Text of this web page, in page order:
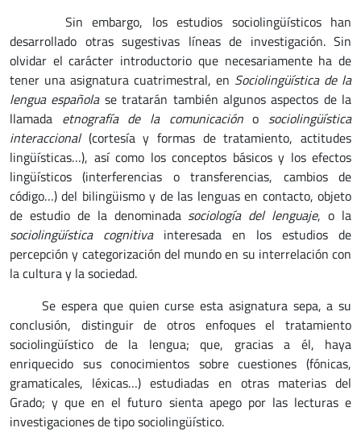
Sin embargo, los estudios sociolingüísticos han
desarrollado otras sugestivas líneas de investigación. Sin
olvidar el carácter introductorio que necesariamente ha de
tener una asignatura cuatrimestral, en Sociolingüística de la
lengua españolase tratarán también algunos aspectos de la
llamada etnografía de la comunicacióno sociolingüística
interaccional(cortesía y formas de tratamiento, actitudes
lingüísticas…), así como los conceptos básicos y los efectos
lingüísticos (interferencias o transferencias, cambios de
código…) del bilingüismo y de las lenguas en contacto, objeto
de estudio de la denominada sociología del lenguaje, o la
sociolingüística cognitivainteresada en los estudios de
percepción y categorización del mundo en su interrelación con
la cultura y la sociedad.
Se espera que quien curse esta asignatura sepa, a su
conclusión, distinguir de otros enfoques el tratamiento
sociolingüístico de la lengua; que, gracias a él, haya
enriquecido sus conocimientos sobre cuestiones (fónicas,
gramaticales, léxicas…) estudiadas en otras materias del
Grado; y que en el futuro sienta apego por las lecturas e
investigaciones de tipo sociolingüístico.